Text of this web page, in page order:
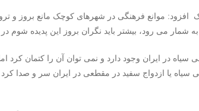
موانع فرهنگی در شهرهای کوچک مانع بروز و
شمار می رود، بیشتر باید نگران بروز این پدیده شوم
در ایران وجود دارد و نمی توان آن را کتمان کرد اما
سیاه یا ازدواج سفید در مقطعی در ایران سر و صدا